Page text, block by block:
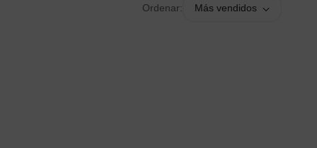
Ordenar: Más vendidos